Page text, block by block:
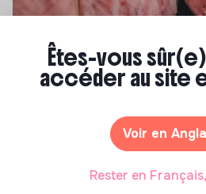
Compétences & formations
Top 8 des formations en
Êtes-vous
accéder au site
Voir en
Rester en